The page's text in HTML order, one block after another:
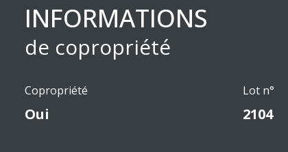
INFORMATIONS
de copropriété
Copropriété
Oui
Lot n°
2104